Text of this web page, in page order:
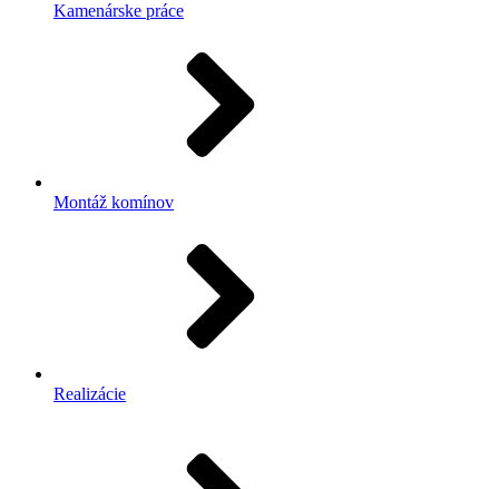
Kamenárske práce
Montáž komínov
Realizácie